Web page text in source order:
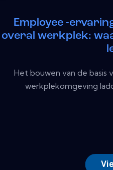
Employee -
overal werkplek:
Het bouwen van de
werkplekomgeving